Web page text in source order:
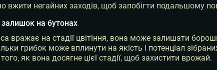
вжити негайних заходів, щоб запобігти подальшому
на бутонах
вражає на стадії цвітіння, вона може залишати
грибок може вплинути на якість і потенціал
як вона досягне цієї стадії, щоб захистити врожай.